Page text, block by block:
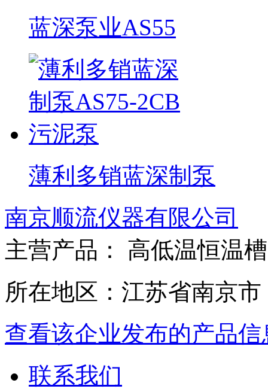
蓝深泵业AS55
薄利多销蓝深制泵
南京顺流仪器有限公司
主营产品： 高低温恒温槽
所在地区：江苏省南京市
查看该企业发布的产品信
联系我们